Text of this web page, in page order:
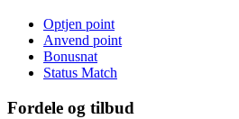
Optjen point
Anvend point
Bonusnat
Status Match
Fordele og tilbud